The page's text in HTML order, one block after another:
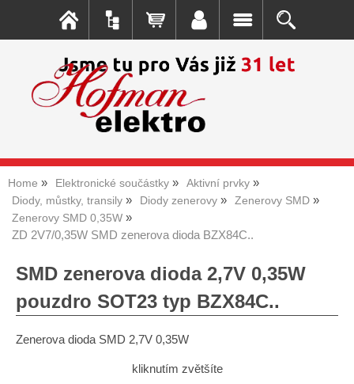
Home Elektronické součástky
Aktivní prvky
Diody, můstky, transily
Diody zenerovy
Zenerovy SMD
Zenerovy SMD 0,35W
ZD 2V7/0,35W SMD zenerova dioda BZX84C..
SMD zenerova dioda 2,7V 0,35W
pouzdro SOT23 typ BZX84C..
Zenerova dioda SMD 2,7V 0,35W
kliknutím zvětšíte